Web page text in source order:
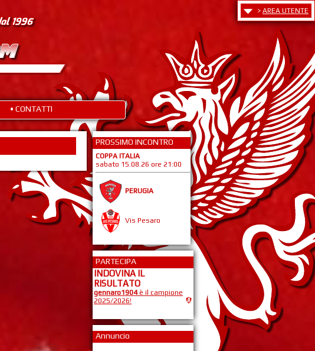
> AREA UTENTE
• CONTATTI
PROSSIMO INCONTRO
COPPA ITALIA
sabato 15.08.26 ore 21:00
PERUGIA
Vis Pesaro
PARTECIPA
INDOVINA IL
RISULTATO
gennaro1904è il campione
2025/2026!
Annuncio